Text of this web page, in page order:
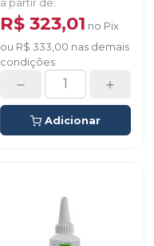
a partir de:
R$ 323,01 no Pix
ou R$ 333,00 nas demais
condições
Adicionar